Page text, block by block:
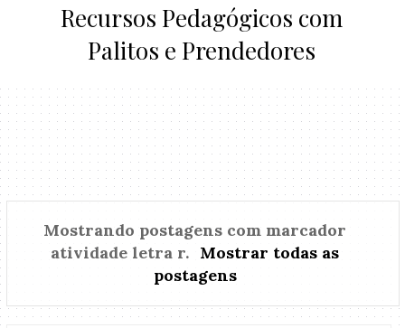
Recursos Pedagógicos com
Palitos e Prendedores
Mostrando postagens com marcador
atividade letra r. Mostrar todas as
postagens